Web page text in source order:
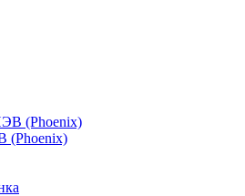
(Phoenix)